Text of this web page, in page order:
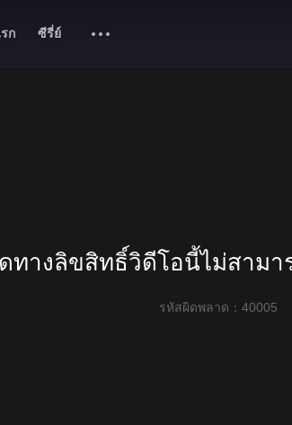
ก ซีรี่ย์
ทางลิขสิทธิ์วิดีโอนี้ไม่สาม
รหัสผิดพลาด： 40005